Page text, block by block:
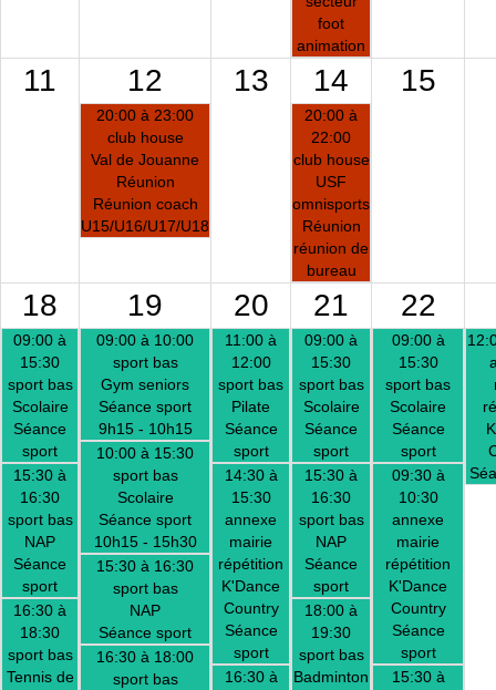
foot
animation
11 12
20:00 à 23:00
club house
Val de Jouanne
Réunion
Réunion coach
U15/U16/U17/U18
13 14
20:00 à
22:00
club house
USF
omnisports
Réunion
réunion de
bureau
15
18
09:00 à
15:30
sport bas
Scolaire
Séance
sport
15:30 à
16:30
sport bas
NAP
Séance
sport
16:30 à
18:30
sport bas
Tennis de
19
09:00 à 10:00
sport bas
Gym seniors
Séance sport
9h15 - 10h15
10:00 à 15:30
sport bas
Scolaire
Séance sport
10h15 - 15h30
15:30 à 16:30
sport bas
NAP
Séance sport
16:30 à 18:00
sport bas
20
11:00 à
12:00
sport bas
Pilate
Séance
sport
14:30 à
15:30
annexe
mairie
répétition
K'Dance
Country
Séance
sport
16:30 à
21
09:00 à
15:30
sport bas
Scolaire
Séance
sport
15:30 à
16:30
sport bas
NAP
Séance
sport
18:00 à
19:30
sport bas
Badminton
22
09:00 à
15:30
sport bas
Scolaire
Séance
sport
09:30 à
10:30
annexe
mairie
répétition
K'Dance
Country
Séance
sport
15:30 à